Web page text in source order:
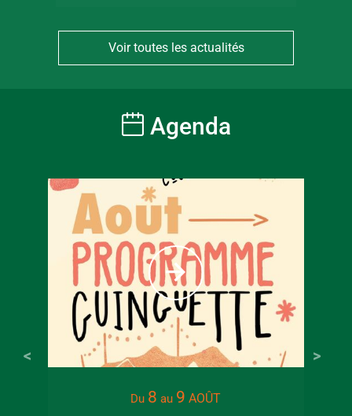
Voir toutes les actualités
Agenda
Du 8 au 9 AOÛT